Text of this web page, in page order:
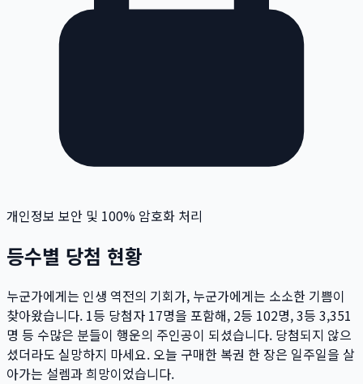
개인정보 보안 및 100% 암호화 처리
등수별 당첨 현황
누군가에게는 인생 역전의 기회가, 누군가에게는 소소한 기쁨이
찾아왔습니다. 1등 당첨자 17명을 포함해, 2등 102명, 3등 3,351
명 등 수많은 분들이 행운의 주인공이 되셨습니다. 당첨되지 않으
셨더라도 실망하지 마세요. 오늘 구매한 복권 한 장은 일주일을 살
아가는 설렘과 희망이었습니다.